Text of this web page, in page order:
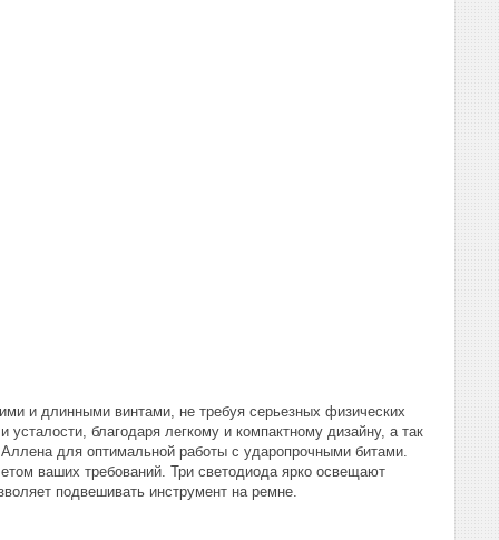
и длинными винтами, не требуя серьезных физических
благодаря легкому и компактному дизайну, а так
для оптимальной работы с ударопрочными битами.
ваших требований. Три светодиода ярко освещают
подвешивать инструмент на ремне.